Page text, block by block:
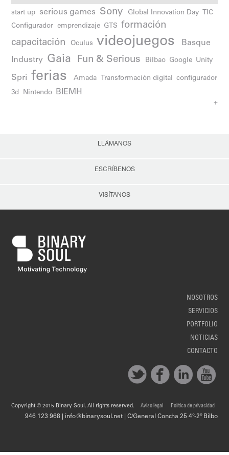
start up serious games Sony Global Innovation Day
TIC
Configurador emprendizaje GTS
formación
capacitación
Oculus videojuegos Basque
Industry Gaia Fun & Serious Bilbao Google Unity
Spri ferias Amada Transformación digital
configurador
3d
Nintendo BIEMH
+
LLÁMANOS
ESCRÍBENOS
VISÍTANOS
NOSOTROS
SERVICIOS
PORTFOLIO
NOTICIAS
CONTACTO
Copyright © 2015 Binary Soul. All rights reserved. Aviso legal Política de privacidad
946 123 968 | info@binarysoul.net | C/General Concha 25 4º-2º Bilbo